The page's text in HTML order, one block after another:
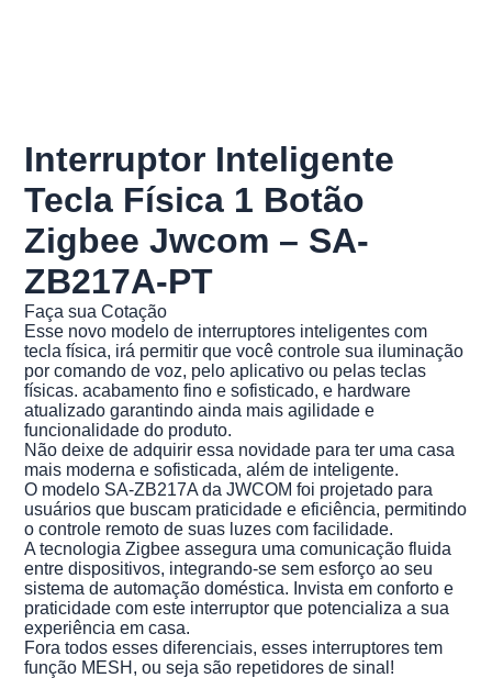
Interruptor Inteligente
Tecla Física 1 Botão
Zigbee Jwcom – SA-
ZB217A-PT
Faça sua Cotação
Esse novo modelo de interruptores inteligentes com
tecla física, irá permitir que você controle sua iluminação
por comando de voz, pelo aplicativo ou pelas teclas
físicas. acabamento fino e sofisticado, e hardware
atualizado garantindo ainda mais agilidade e
funcionalidade do produto.
Não deixe de adquirir essa novidade para ter uma casa
mais moderna e sofisticada, além de inteligente.
O modelo SA-ZB217A da JWCOM foi projetado para
usuários que buscam praticidade e eficiência, permitindo
o controle remoto de suas luzes com facilidade.
A tecnologia Zigbee assegura uma comunicação fluida
entre dispositivos, integrando-se sem esforço ao seu
sistema de automação doméstica. Invista em conforto e
praticidade com este interruptor que potencializa a sua
experiência em casa.
Fora todos esses diferenciais, esses interruptores tem
função MESH, ou seja são repetidores de sinal!